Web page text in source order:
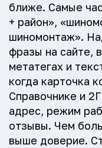
ближе. Самые
+ район»,
шиномонтаж».
фразы на сайте,
метатегах и
когда карточка
Справочнике и
адрес, режим
отзывы. Чем
выше доверие.